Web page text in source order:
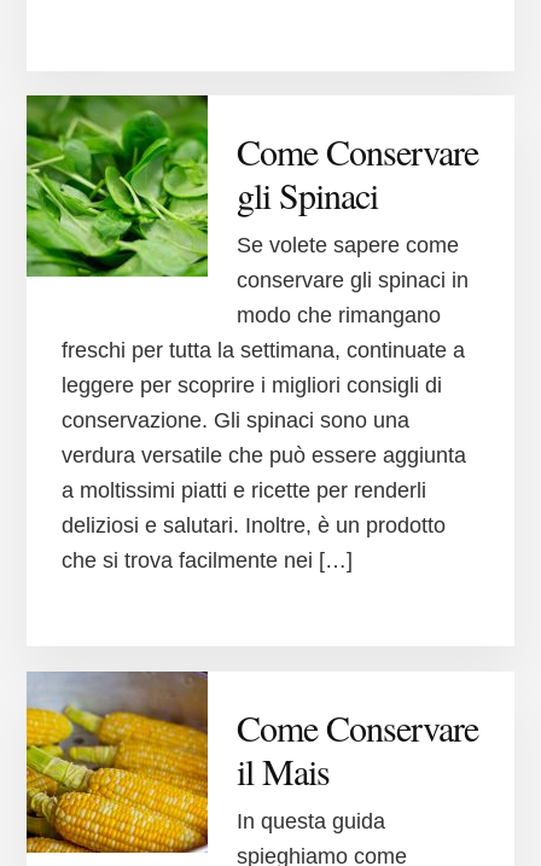
Come Conservare
gli Spinaci
Se volete sapere come
conservare gli spinaci in
modo che rimangano
freschi per tutta la settimana, continuate a
leggere per scoprire i migliori consigli di
conservazione. Gli spinaci sono una
verdura versatile che può essere aggiunta
a moltissimi piatti e ricette per renderli
deliziosi e salutari. Inoltre, è un prodotto
che si trova facilmente nei […]
Come Conservare
il Mais
In questa guida
spieghiamo come